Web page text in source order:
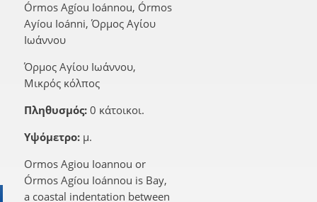
Órmos Agíou Ioánnou, Órmos
Ayíou Ioánni, Όρμος Αγίου
Ιωάννου
Όρμος Αγίου Ιωάννου,
Μικρός κόλπος
Πληθυσμός: 0 κάτοικοι.
Υψόμετρο: μ.
Ormos Agiou Ioannou or
Órmos Agíou Ioánnou is Bay,
a coastal indentation between